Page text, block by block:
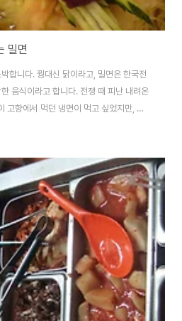
밀면
합니다. 꿩대신 닭이라고, 밀면은 한국전
음식이라고 합니다. 전쟁 때 피난 내려온
고향에서 먹던 냉면이 먹고 싶었지만, 전
구호품으로 나온 밀가루를 이용해서 냉
달콤 쫄깃한 밀면으로 성공을 거두면서
합니다. 제가 사는 마산에도 밀면을 잘 하
는지는 모르지만 마흔을 앞두고 있는 제
걸 보니 20년은 된 듯 합니다. 마산 석